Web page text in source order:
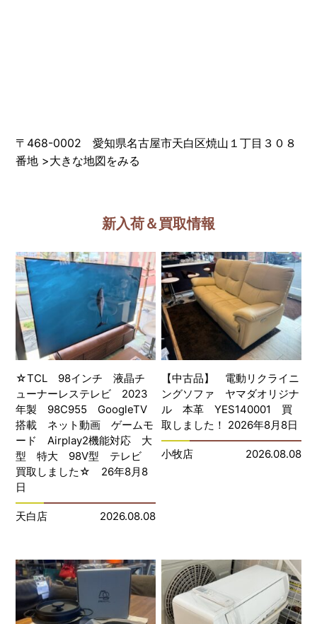
〒468-0002 愛知県名古屋市天白区焼山１丁目３０８
番地 >大きな地図をみる
新入荷＆買取情報
☆TCL 98インチ 液晶チ
ューナーレステレビ 2023
年製 98C955 GoogleTV
搭載 ネット動画 ゲームモ
ード Airplay2機能対応 大
型 特大 98V型 テレビ
買取しました☆ 26年8月8
日
天白店 2026.08.08
【中古品】 電動リクライニ
ングソファ ヤマダオリジナ
ル 本革 YES140001 買
取しました！ 2026年8月8日
小牧店 2026.08.08